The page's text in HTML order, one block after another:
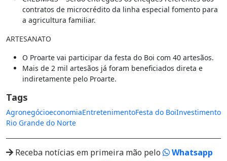
contratos de microcrédito da linha especial fomento para
a agricultura familiar.
ARTESANATO
O Proarte vai participar da festa do Boi com 40 artesãos.
Mais de 2 mil artesãos já foram beneficiados direta e
indiretamente pelo Proarte.
Tags
AgronegócioeconomiaEntretenimentoFesta do BoiInvestimento
Rio Grande do Norte
Receba notícias em primeira mão pelo
Whatsapp